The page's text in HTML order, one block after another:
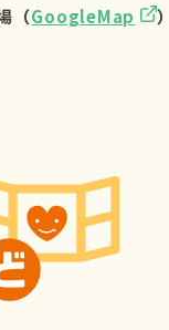
（GoogleMap
）